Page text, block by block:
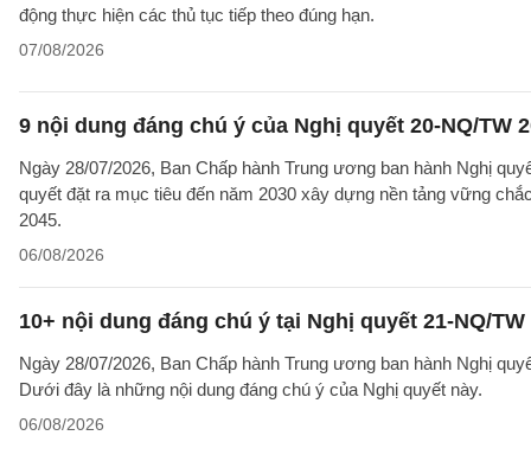
động thực hiện các thủ tục tiếp theo đúng hạn.
07/08/2026
9 nội dung đáng chú ý của Nghị quyết 20-NQ/TW
Ngày 28/07/2026, Ban Chấp hành Trung ương ban hành Nghị
quyết đặt ra mục tiêu đến năm 2030 xây dựng nền tảng vững
2045.
06/08/2026
10+ nội dung đáng chú ý tại Nghị quyết 21-NQ/TW
Ngày 28/07/2026, Ban Chấp hành Trung ương ban hành Nghị
Dưới đây là những nội dung đáng chú ý của Nghị quyết này.
06/08/2026